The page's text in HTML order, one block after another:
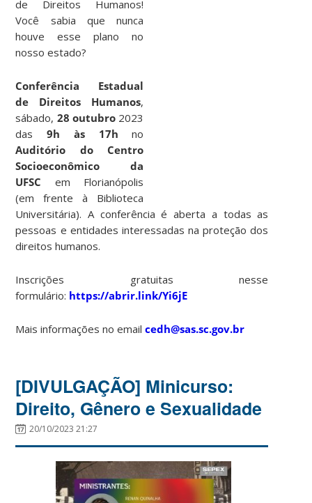
de Direitos Humanos!
Você sabia que nunca
houve esse plano no
nosso estado?
Conferência Estadual
de Direitos Humanos,
sábado, 28 outubro2023
das9h às 17h no
Auditório do Centro
Socioeconômico da
UFSC em Florianópolis
(em frente à Biblioteca
Universitária). A conferência é aberta a todas as
pessoas e entidades interessadas na proteção dos
direitos humanos.
Inscrições gratuitas nesse
formulário: https://abrir.link/Yi6jE
Mais informações no emailcedh@sas.sc.gov.br
[DIVULGAÇÃO] Minicurso:
Direito, Gênero e Sexualidade
20/10/2023 21:27